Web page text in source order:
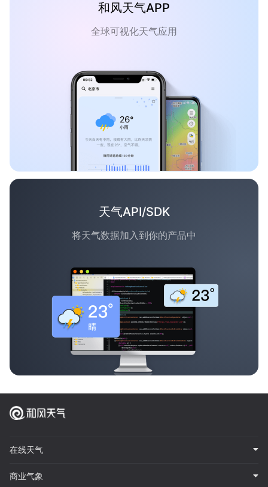
和风天气APP
全球可视化天气应用
天气API/SDK
将天气数据加入到你的产品中
在线天气
商业气象